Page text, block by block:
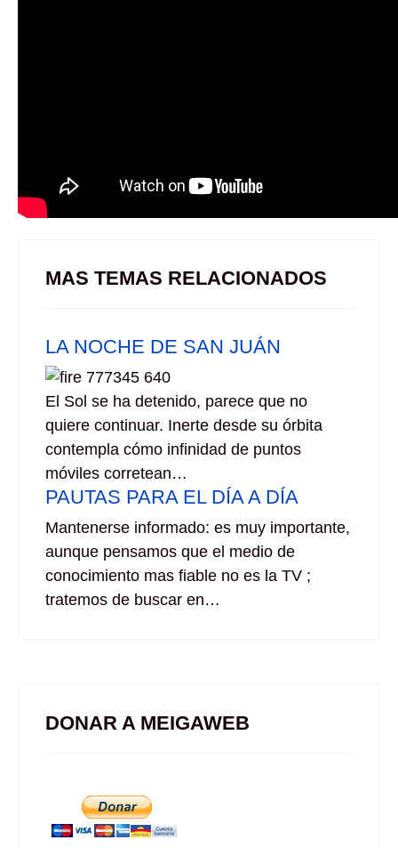
MAS TEMAS RELACIONADOS
LA NOCHE DE SAN JUÁN
El Sol se ha detenido, parece que no
quiere continuar. Inerte desde su órbita
contempla cómo infinidad de puntos
móviles corretean…
PAUTAS PARA EL DÍA A DÍA
Mantenerse informado: es muy importante,
aunque pensamos que el medio de
conocimiento mas fiable no es la TV ;
tratemos de buscar en…
DONAR A MEIGAWEB